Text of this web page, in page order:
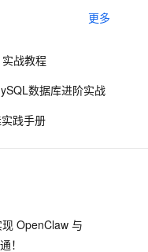
应用要注
更多
战教程
数据库进阶实战
践手册
OpenClaw 与
！
台
返